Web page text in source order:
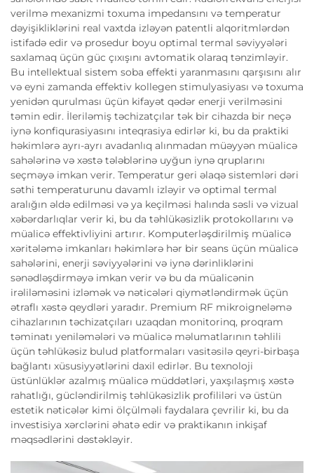
verilmə mexanizmi toxuma impedansını və temperatur
dəyişikliklərini real vaxtda izləyən patentli alqoritmlərdən
istifadə edir və prosedur boyu optimal termal səviyyələri
saxlamaq üçün güc çıxışını avtomatik olaraq tənzimləyir.
Bu intellektual sistem soba effekti yaranmasını qarşısını alır
və eyni zamanda effektiv kollegen stimulyasiyası və toxuma
yenidən qurulması üçün kifayət qədər enerji verilməsini
təmin edir. İleriləmiş təchizatçılar tək bir cihazda bir neçə
iynə konfiqurasiyasını inteqrasiya edirlər ki, bu da praktiki
həkimlərə ayrı-ayrı avadanlıq alınmadan müəyyən müalicə
sahələrinə və xəstə tələblərinə uyğun iynə qruplarını
seçməyə imkan verir. Temperatur geri əlaqə sistemləri dəri
səthi temperaturunu davamlı izləyir və optimal termal
aralığın əldə edilməsi və ya keçilməsi halında səsli və vizual
xəbərdarlıqlar verir ki, bu da təhlükəsizlik protokollarını və
müalicə effektivliyini artırır. Komputerləşdirilmiş müalicə
xəritələmə imkanları həkimlərə hər bir seans üçün müalicə
sahələrini, enerji səviyyələrini və iynə dərinliklərini
sənədləşdirməyə imkan verir və bu da müalicənin
irəliləməsini izləmək və nəticələri qiymətləndirmək üçün
ətraflı xəstə qeydləri yaradır. Premium RF mikroigneləmə
cihazlarının təchizatçıları uzaqdan monitorinq, proqram
təminatı yeniləmələri və müalicə məlumatlarının təhlili
üçün təhlükəsiz bulud platformaları vasitəsilə qeyri-birbaşa
bağlantı xüsusiyyətlərini daxil edirlər. Bu texnoloji
üstünlüklər azalmış müalicə müddətləri, yaxşılaşmış xəstə
rahatlığı, gücləndirilmiş təhlükəsizlik profililəri və üstün
estetik nəticələr kimi ölçülməli faydalara çevrilir ki, bu da
investisiya xərclərini əhatə edir və praktikanın inkişaf
məqsədlərini dəstəkləyir.